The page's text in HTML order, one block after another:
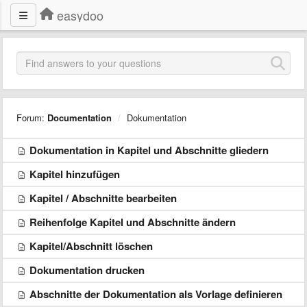
easydoo
Forum: Documentation Dokumentation
Dokumentation in Kapitel und Abschnitte gliedern
Kapitel hinzufügen
Kapitel / Abschnitte bearbeiten
Reihenfolge Kapitel und Abschnitte ändern
Kapitel/Abschnitt löschen
Dokumentation drucken
Abschnitte der Dokumentation als Vorlage definieren